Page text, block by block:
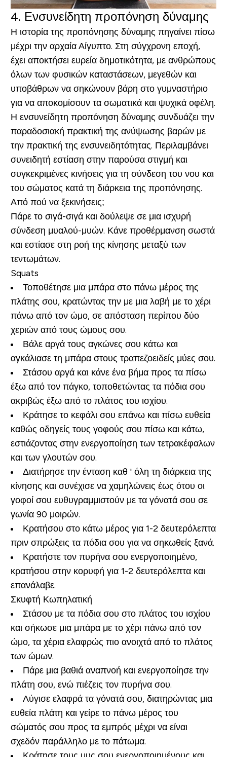
4. Ενσυνείδητη προπόνηση δύναμης
Η ιστορία της προπόνησης δύναμης πηγαίνει πίσω
μέχρι την αρχαία Αίγυπτο. Στη σύγχρονη εποχή,
έχει αποκτήσει ευρεία δημοτικότητα, με ανθρώπους
όλων των φυσικών καταστάσεων, μεγεθών και
υποβάθρων να σηκώνουν βάρη στο γυμναστήριο
για να αποκομίσουν τα σωματικά και ψυχικά οφέλη.
Η ενσυνείδητη προπόνηση δύναμης συνδυάζει την
παραδοσιακή πρακτική της ανύψωσης βαρών με
την πρακτική της ενσυνειδητότητας. Περιλαμβάνει
συνειδητή εστίαση στην παρούσα στιγμή και
συγκεκριμένες κινήσεις για τη σύνδεση του νου και
του σώματος κατά τη διάρκεια της προπόνησης.
Από πού να ξεκινήσεις;
Πάρε το σιγά-σιγά και δούλεψε σε μια ισχυρή
σύνδεση μυαλού-μυών. Κάνε προθέρμανση σωστά
και εστίασε στη ροή της κίνησης μεταξύ των
τεντωμάτων.
Squats
Τοποθέτησε μια μπάρα στο πάνω μέρος της
πλάτης σου, κρατώντας την με μια λαβή με το χέρι
πάνω από τον ώμο, σε απόσταση περίπου δύο
χεριών από τους ώμους σου.
Βάλε αργά τους αγκώνες σου κάτω και
αγκάλιασε τη μπάρα στους τραπεζοειδείς μύες σου.
Στάσου αργά και κάνε ένα βήμα προς τα πίσω
έξω από τον πάγκο, τοποθετώντας τα πόδια σου
ακριβώς έξω από το πλάτος του ισχίου.
Κράτησε το κεφάλι σου επάνω και πίσω ευθεία
καθώς οδηγείς τους γοφούς σου πίσω και κάτω,
εστιάζοντας στην ενεργοποίηση των τετρακέφαλων
και των γλουτών σου.
Διατήρησε την ένταση καθ ' όλη τη διάρκεια της
κίνησης και συνέχισε να χαμηλώνεις έως ότου οι
γοφοί σου ευθυγραμμιστούν με τα γόνατά σου σε
γωνία 90 μοιρών.
Κρατήσου στο κάτω μέρος για 1-2 δευτερόλεπτα
πριν σπρώξεις τα πόδια σου για να σηκωθείς ξανά.
Κρατήστε τον πυρήνα σου ενεργοποιημένο,
κρατήσου στην κορυφή για 1-2 δευτερόλεπτα και
επανάλαβε.
Σκυφτή Κωπηλατική
Στάσου με τα πόδια σου στο πλάτος του ισχίου
και σήκωσε μια μπάρα με το χέρι πάνω από τον
ώμο, τα χέρια ελαφρώς πιο ανοιχτά από το πλάτος
των ώμων.
Πάρε μια βαθιά αναπνοή και ενεργοποίησε την
πλάτη σου, ενώ πιέζεις τον πυρήνα σου.
Λύγισε ελαφρά τα γόνατά σου, διατηρώντας μια
ευθεία πλάτη και γείρε το πάνω μέρος του
σώματός σου προς τα εμπρός μέχρι να είναι
σχεδόν παράλληλο με το πάτωμα.